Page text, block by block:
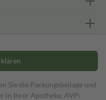
Sie die Packungsbeilage und
in Ihrer Apotheke. AVP: